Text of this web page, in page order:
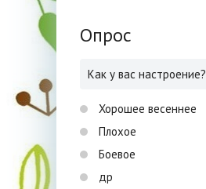
Опрос
Как у вас настроение?
Хорошее весеннее
Плохое
Боевое
др